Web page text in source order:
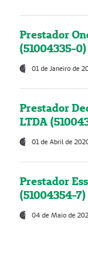
Prestador
(51004335-0)
01 de Janeiro de
Prestador
LTDA
01 de Abril de
Prestador
(51004354-7)
04 de Maio de